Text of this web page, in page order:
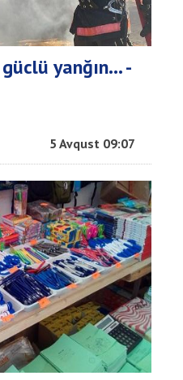
yanğın... -
5 Avqust 09:07